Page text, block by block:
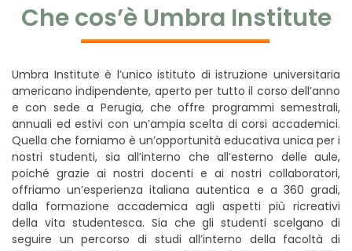
Che cos’è Umbra Institute
Umbra Institute è l’unico istituto di istruzione universitaria
americano indipendente, aperto per tutto il corso dell’anno
e con sede a Perugia, che offre programmi semestrali,
annuali ed estivi con un’ampia scelta di corsi accademici.
Quella che forniamo è un’opportunità educativa unica per i
nostri studenti, sia all’interno che all’esterno delle aule,
poiché grazie ai nostri docenti e ai nostri collaboratori,
offriamo un’esperienza italiana autentica e a 360 gradi,
dalla formazione accademica agli aspetti più ricreativi
della vita studentesca. Sia che gli studenti scelgano di
seguire un percorso di studi all’interno della facoltà di